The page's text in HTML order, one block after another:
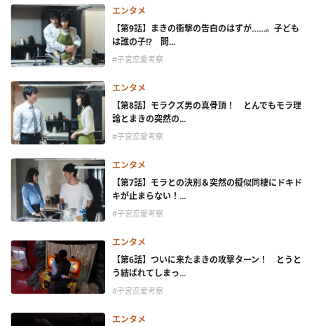
エンタメ
【第9話】まきの衝撃の告白のはずが……。子ども
は誰の子!? 問...
#子宮恋愛考察
エンタメ
【第8話】モラクズ男の真骨頂！ とんでもモラ理
論とまきの突然の...
#子宮恋愛考察
エンタメ
【第7話】モラとの決別＆突然の擬似同棲にドキド
キが止まらない！...
#子宮恋愛考察
エンタメ
【第6話】ついに来たまきの攻撃ターン！ とうと
う結ばれてしまっ...
#子宮恋愛考察
エンタメ